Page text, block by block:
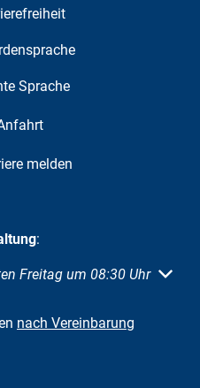
Sprache
melden
:
oder Schließzeiten
Freitag um 08:30 Uhr
nach Vereinbarung